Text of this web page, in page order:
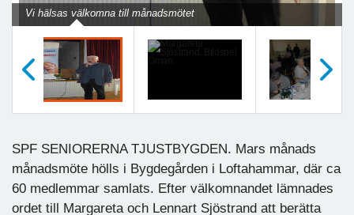
Vi hälsas välkomna till månadsmötet
SPF SENIORERNA TJUSTBYGDEN. Mars månads
månadsmöte hölls i Bygdegården i Loftahammar, där ca
60 medlemmar samlats. Efter välkomnandet lämnades
ordet till Margareta och Lennart Sjöstrand att berätta